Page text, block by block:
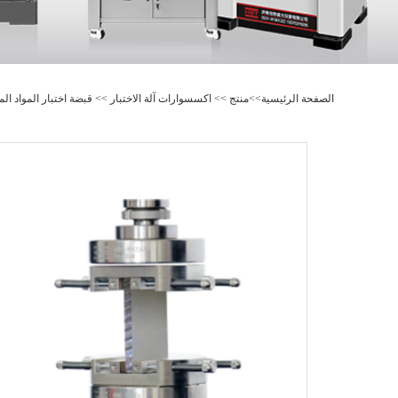
الصفحة الرئيسية>>منتج >> اكسسوارات آلة الاختبار >> قبضة اختبار المواد